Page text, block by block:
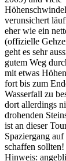
verunsichert
eher wie ein
(offizielle
geht es sehr
gutem Weg
mit etwas
fort bis zum
Wasserfall zu
dort allerdings
drohenden
ist an dieser
Spaziergang
schaffen sollten!
Hinweis: